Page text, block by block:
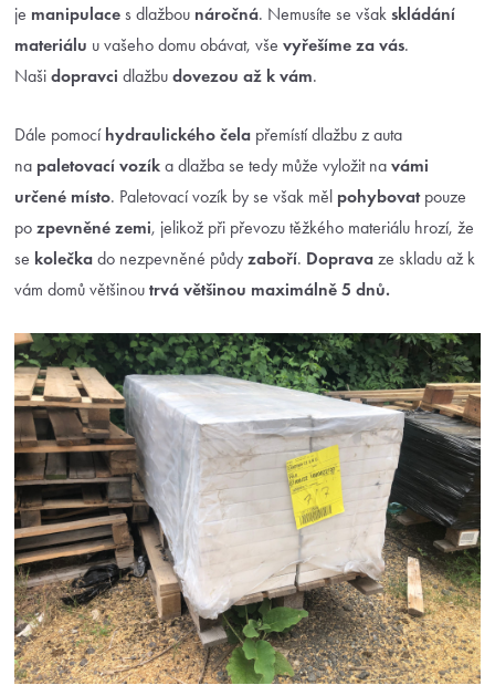
je manipulace s dlažbou náročná. Nemusíte se však skládání
materiálu u vašeho domu obávat, vše vyřešíme za vás.
Naši dopravci dlažbu dovezou až k vám.
Dále pomocí hydraulického čela přemístí dlažbu z auta
na paletovací vozík a dlažba se tedy může vyložit na vámi
určené místo. Paletovací vozík by se však měl pohybovatpouze
po zpevněné zemi, jelikož při převozu těžkého materiálu hrozí, že
se kolečka do nezpevněné půdy zaboří. Doprava ze skladu až k
vám domů většinou trvá většinou maximálně 5 dnů.